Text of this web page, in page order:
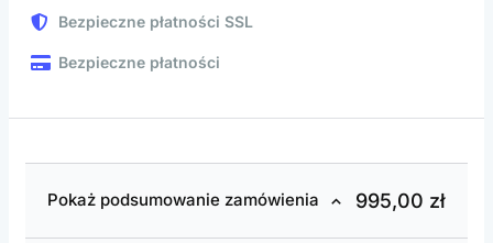
Bezpieczne płatności SSL
Bezpieczne płatności
Pokaż podsumowanie zamówienia 995,00 zł